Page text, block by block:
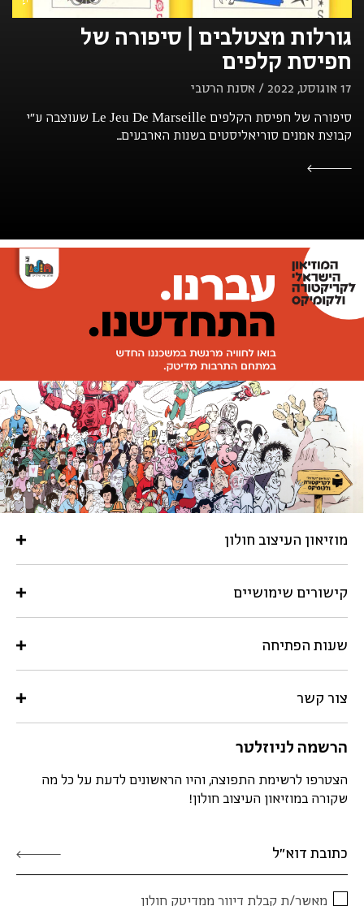
גורלות מצטלבים | סיפורה של
חפיסת קלפים
17 אוגוסט, 2022 / אסנת הרטבי
סיפורה של חפיסת הקלפים Le Jeu De Marseille שעוצבה ע"י
קבוצת אמנים סוריאליסטים בשנות הארבעים...
מוזיאון העיצוב חולון
קישורים שימושיים
שעות הפתיחה
צור קשר
הרשמה לניוזלטר
הצטרפו לרשימת התפוצה, והיו הראשונים לדעת על כל מה
שקורה במוזיאון העיצוב חולון!
מאשר/ת קבלת דיוור ממדיטק חולון